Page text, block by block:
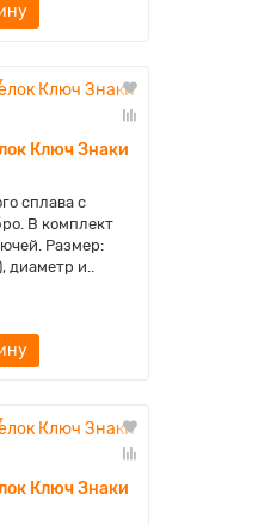
Ключ Знаки
сплава с
В комплект
Размер:
диаметр и..
Ключ Знаки